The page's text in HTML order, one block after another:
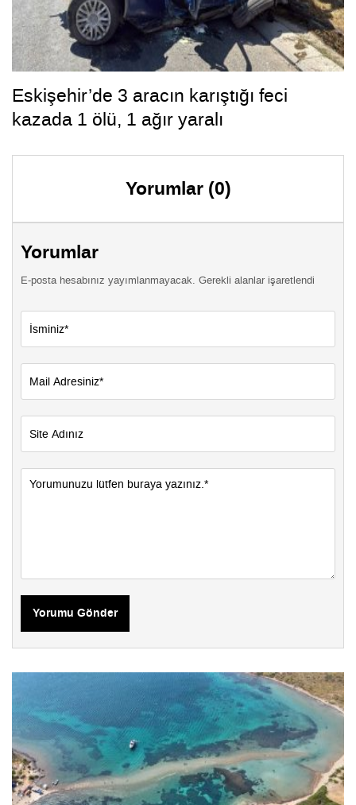
Eskişehir’de 3 aracın karıştığı feci
kazada 1 ölü, 1 ağır yaralı
Yorumlar (0)
Yorumlar
E-posta hesabınız yayımlanmayacak. Gerekli alanlar işaretlendi
Yorumu Gönder